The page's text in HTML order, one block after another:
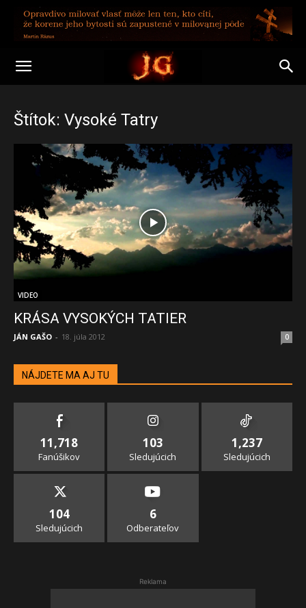
Štítok: Vysoké Tatry
VIDEO
KRÁSA VYSOKÝCH TATIER
JÁN GAŠO - 18. júla 2012 0
NÁJDETE MA AJ TU
11,718
Fanúšikov
103
Sledujúcich
1,237
Sledujúcich
104
Sledujúcich
6
Odberateľov
Reklama